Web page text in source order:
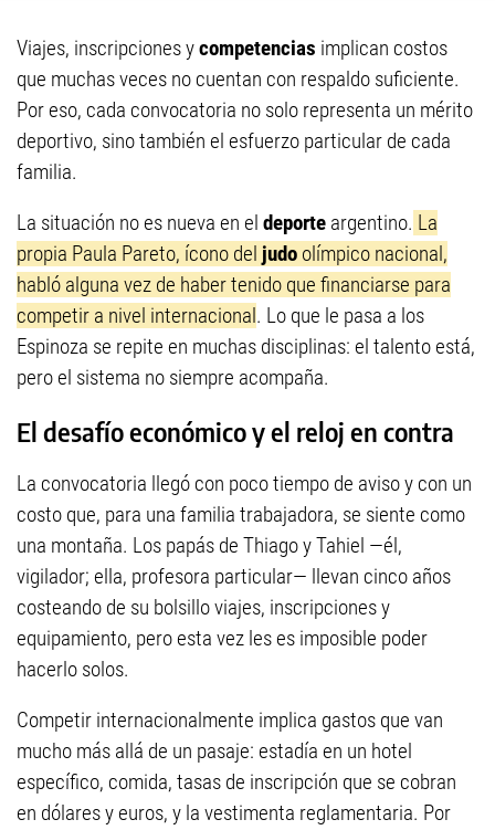
Viajes, inscripciones ycompetencias implican costos
que muchas veces no cuentan con respaldo suficiente.
Por eso, cada convocatoria no solo representa un mérito
deportivo, sino también el esfuerzo particular de cada
familia.
La situación no es nueva en el deporte argentino. La
propia Paula Pareto, ícono del judo olímpico nacional,
habló alguna vez de haber tenido que financiarse para
competir a nivel internacional. Lo que le pasa a los
Espinoza se repite en muchas disciplinas: el talento está,
pero el sistema no siempre acompaña.
El desafío económico y el reloj en contra
La convocatoria llegó con poco tiempo de aviso y con un
costo que, para una familia trabajadora, se siente como
una montaña. Los papás de Thiago y Tahiel —él,
vigilador; ella, profesora particular— llevan cinco años
costeando de su bolsillo viajes, inscripciones y
equipamiento, pero esta vez les es imposible poder
hacerlo solos.
Competir internacionalmente implica gastos que van
mucho más allá de un pasaje: estadía en un hotel
específico, comida, tasas de inscripción que se cobran
en dólares y euros, y la vestimenta reglamentaria. Por